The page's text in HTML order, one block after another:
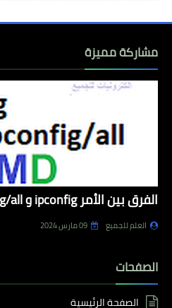
مشاركة مميزة
الفرق بين الأمر ipconfig و ipconfig/all
العلم للجميع 09 مارس 2024
الصفحات
الصفحة الرئيسية